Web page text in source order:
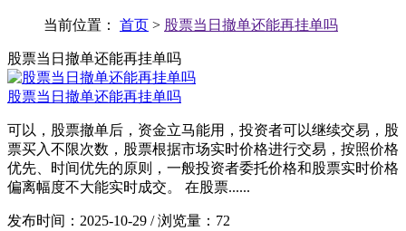
当前位置： 首页 > 股票当日撤单还能再挂单吗
股票当日撤单还能再挂单吗
股票当日撤单还能再挂单吗
可以，股票撤单后，资金立马能用，投资者可以继续交易，股
票买入不限次数，股票根据市场实时价格进行交易，按照价格
优先、时间优先的原则，一般投资者委托价格和股票实时价格
偏离幅度不大能实时成交。 在股票......
发布时间：2025-10-29 / 浏览量：72